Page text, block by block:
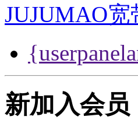
JUJUMAO宽
新加入会员